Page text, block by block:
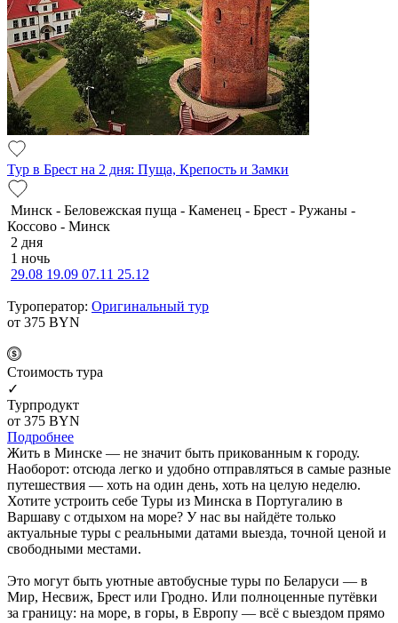
Тур в Брест на 2 дня: Пуща, Крепость и Замки
Минск - Беловежская пуща - Каменец - Брест - Ружаны -
Коссово - Минск
2 дня
1 ночь
29.08 19.09 07.11 25.12
Туроператор: Оригинальный тур
от 375 BYN
Cтоимость тура
✓
Турпродукт
от 375 BYN
Подробнее
Жить в Минске — не значит быть прикованным к городу.
Наоборот: отсюда легко и удобно отправляться в самые разные
путешествия — хоть на один день, хоть на целую неделю.
Хотите устроить себе Туры из Минска в Португалию в
Варшаву с отдыхом на море? У нас вы найдёте только
актуальные туры с реальными датами выезда, точной ценой и
свободными местами.
Это могут быть уютные автобусные туры по Беларуси — в
Мир, Несвиж, Брест или Гродно. Или полноценные путёвки
за границу: на море, в горы, в Европу — всё с выездом прямо